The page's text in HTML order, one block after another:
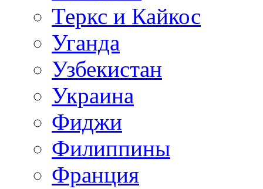
Теркс и Кайкос
Уганда
Узбекистан
Украина
Фиджи
Филиппины
Франция